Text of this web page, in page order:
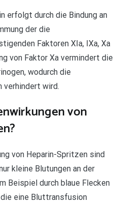
erfolgt durch die Bindung an
der die
Faktoren XIa, IXa, Xa
von Faktor Xa vermindert die
wodurch die
verhindert wird.
von
von Heparin-Spritzen sind
kleine Blutungen an der
Beispiel durch blaue Flecken
eine Bluttransfusion